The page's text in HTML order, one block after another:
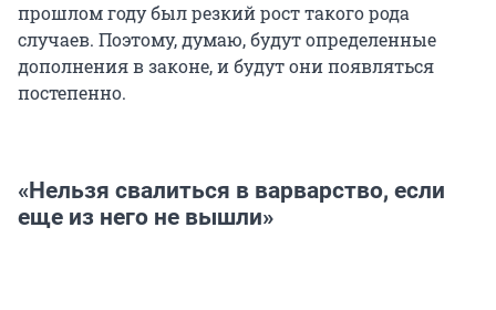
прошлом году был резкий рост такого рода
случаев. Поэтому, думаю, будут определенные
дополнения в законе, и будут они появляться
постепенно.
«Нельзя свалиться в варварство, если
еще из него не вышли»